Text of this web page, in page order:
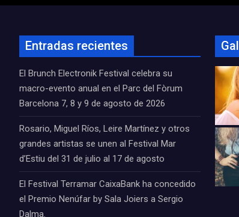
Entradas recientes
El Brunch Electronik Festival celebra su
macro-evento anual en el Parc del Fòrum
Barcelona 7, 8 y 9 de agosto de 2026
Rosario, Miguel Ríos, Leire Martínez y otros
grandes artistas se unen al Festival Mar
d’Estiu del 31 de julio al 17 de agosto
El Festival Terramar CaixaBank ha concedido
el Premio Nenúfar by Sala Joiers a Sergio
Dalma.